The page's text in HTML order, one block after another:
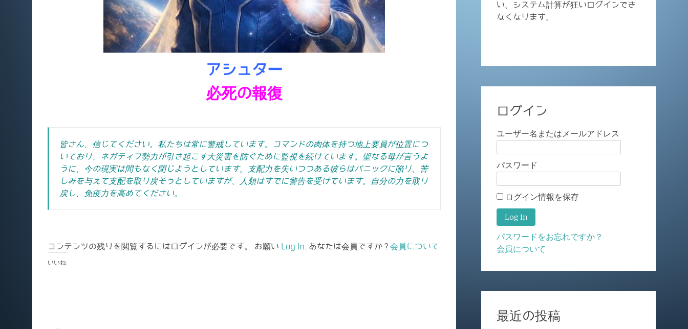
アシュター
必死の報復
皆さん、信じてください。私たちは常に警戒しています。コマンドの肉体を持つ地上要員が位置につ
いており、ネガティブ勢力が引き起こす大災害を防ぐために監視を続けています。聖なる母が言うよ
うに、今の現実は間もなく閉じようとしています。支配力を失いつつある彼らはパニックに陥り、苦
しみを与えて支配を取り戻そうとしていますが、人類はすでに警告を受けています。
自分の力を取り
戻し、免疫力を高めてください。
コンテンツの残りを閲覧するにはログインが必要です。 お願い Log In . あなたは会員ですか ? 会員について
いいね:
い。システム計算が狂いログインでき
なくなります。
ログイン
ユーザー名またはメールアドレス
パスワード
ログイン情報を保存
パスワードをお忘れですか？
会員について
最近の投稿